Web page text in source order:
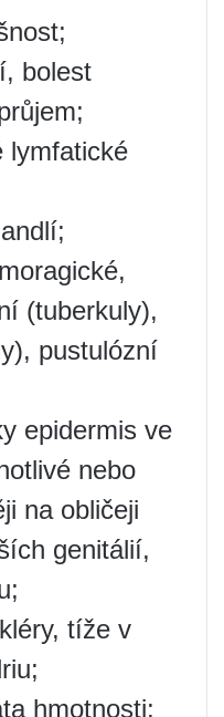
bolest
lymfatické
(tuberkuly),
pustulózní
epidermis ve
nebo
na obličeji
genitálií,
tíže v
hmotnosti;